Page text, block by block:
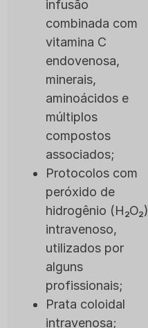
infusão
combinada com
vitamina C
endovenosa,
minerais,
aminoácidos e
múltiplos
compostos
associados;
Protocolos com
peróxido de
hidrogênio (H₂O₂)
intravenoso,
utilizados por
alguns
profissionais;
Prata coloidal
intravenosa;